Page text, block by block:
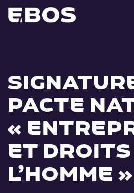
PACTE
«
ET DROITS
L’HOMME »